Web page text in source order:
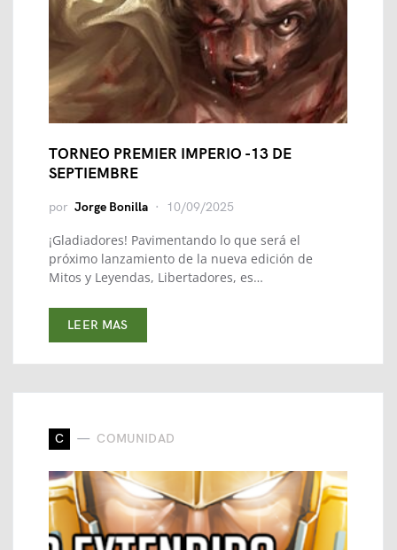
TORNEO PREMIER IMPERIO -13 DE
SEPTIEMBRE
por Jorge Bonilla 10/09/2025
¡Gladiadores! Pavimentando lo que será el
próximo lanzamiento de la nueva edición de
Mitos y Leyendas, Libertadores, es…
LEER MAS
C COMUNIDAD